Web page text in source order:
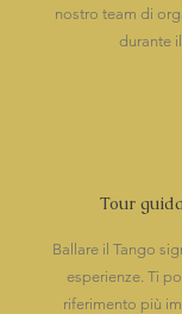
nostro team di
durante
Tour
Ballare il Tango
esperienze. Ti
riferimento più